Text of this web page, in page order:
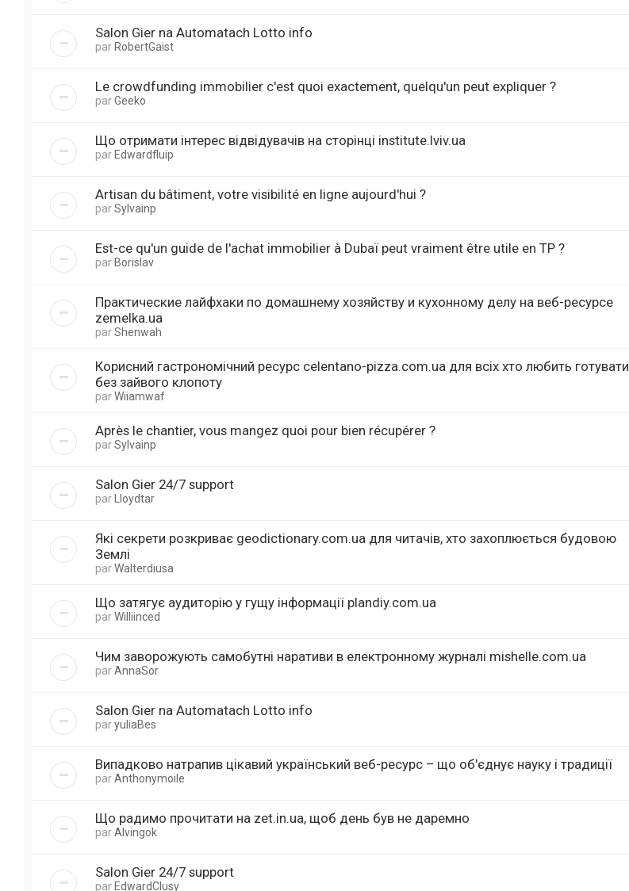
Salon Gier na Automatach Lotto info
par RobertGaist
Le crowdfunding immobilier c'est quoi exactement, quelqu'un peut expliquer ?
parGeeko
Що отримати інтерес відвідувачів на сторінці institute.lviv.ua
par Edwardfluip
Artisan du bâtiment, votre visibilité en ligne aujourd'hui ?
parSylvainp
Est-ce qu'un guide de l'achat immobilier à Dubaï peut vraiment être utile en TP ?
par Borislav
Практические лайфхаки по домашнему хозяйству и кухонному делу на веб-ресурсе
zemelka.ua
parShenwah
Корисний гастрономічний ресурс celentano-pizza.com.ua для всіх хто любить готувати
без зайвого клопоту
parWiiamwaf
Après le chantier, vous mangez quoi pour bien récupérer ?
parSylvainp
Salon Gier 24/7 support
par Lloydtar
Які секрети розкриває geodictionary.com.ua для читачів, хто захоплюється будовою
Землі
parWalterdiusa
Що затягує аудиторію у гущу інформації plandiy.com.ua
parWilliinced
Чим заворожують самобутні наративи в електронному журналі mishelle.com.ua
parAnnaSor
Salon Gier na Automatach Lotto info
paryuliaBes
Випадково натрапив цікавий український веб-ресурс – що об'єднує науку і традиції
parAnthonymoile
Що радимо прочитати на zet.in.ua, щоб день був не даремно
parAlvingok
Salon Gier 24/7 support
par EdwardClusy